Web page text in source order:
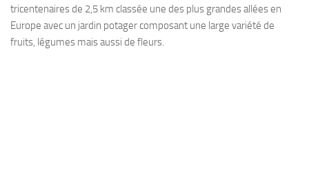
tricentenaires de 2,5 km classée une des plus grandes allées en
Europe avec un jardin potager composant une large variété de
fruits, légumes mais aussi de fleurs.